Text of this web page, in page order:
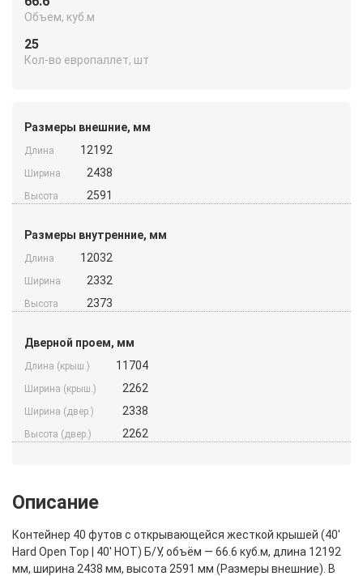
Объем, куб.м
25
Кол-во европаллет, шт
Размеры внешние, мм
Длина 12192
Ширина 2438
Высота 2591
Размеры внутренние, мм
Длина 12032
Ширина 2332
Высота 2373
Дверной проем, мм
Длина (крыш.) 11704
Ширина (крыш.) 2262
Ширина (двер.) 2338
Высота (двер.) 2262
Описание
Контейнер 40 футов с открывающейся жесткой крышей (40′
Hard Open Top | 40′ HOT) Б/У, объём — 66.6 куб.м, длина 12192
мм, ширина 2438 мм, высота 2591 мм (Размеры внешние). В